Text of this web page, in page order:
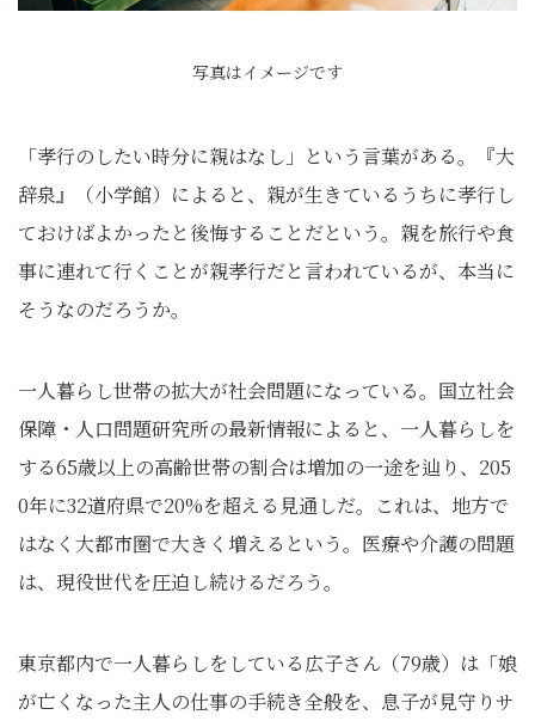
写真はイメージです
「孝行のしたい時分に親はなし」という言葉がある。『大
辞泉』（小学館）によると、親が生きているうちに孝行し
ておけばよかったと後悔することだという。親を旅行や食
事に連れて行くことが親孝行だと言われているが、本当に
そうなのだろうか。
一人暮らし世帯の拡大が社会問題になっている。国立社会
保障・人口問題研究所の最新情報によると、一人暮らしを
する65歳以上の高齢世帯の割合は増加の一途を辿り、205
0年に32道府県で20%を超える見通しだ。これは、地方で
はなく大都市圏で大きく増えるという。医療や介護の問題
は、現役世代を圧迫し続けるだろう。
東京都内で一人暮らしをしている広子さん（79歳）は「娘
が亡くなった主人の仕事の手続き全般を、息子が見守りサ